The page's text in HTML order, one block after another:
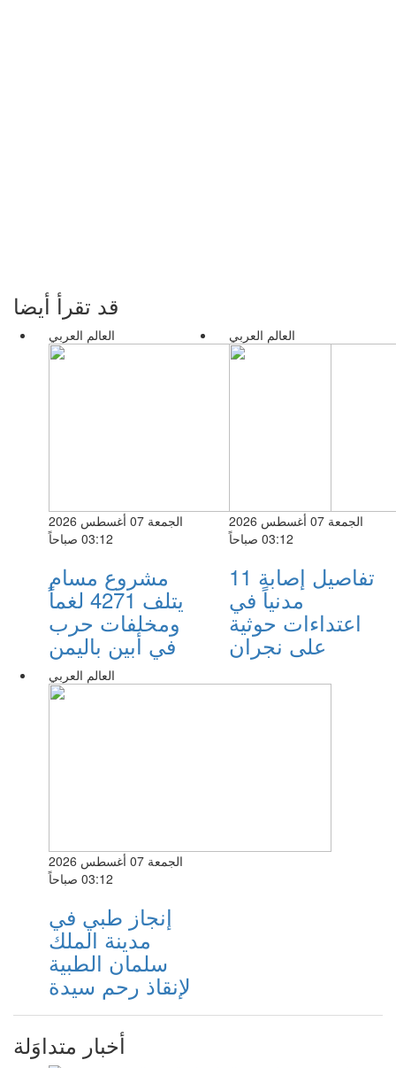
قد تقرأ أيضا
العالم العربي
الجمعة 07 أغسطس 2026
03:12 صباحاً
مشروع مسام
يتلف 4271 لغماً
ومخلفات حرب
في أبين باليمن
العالم العربي
الجمعة 07 أغسطس 2026
03:12 صباحاً
تفاصيل إصابة 11
مدنياً في
اعتداءات حوثية
على نجران
العالم العربي
الجمعة 07 أغسطس 2026
03:12 صباحاً
إنجاز طبي في
مدينة الملك
سلمان الطبية
لإنقاذ رحم سيدة
أخبار متداوَلة